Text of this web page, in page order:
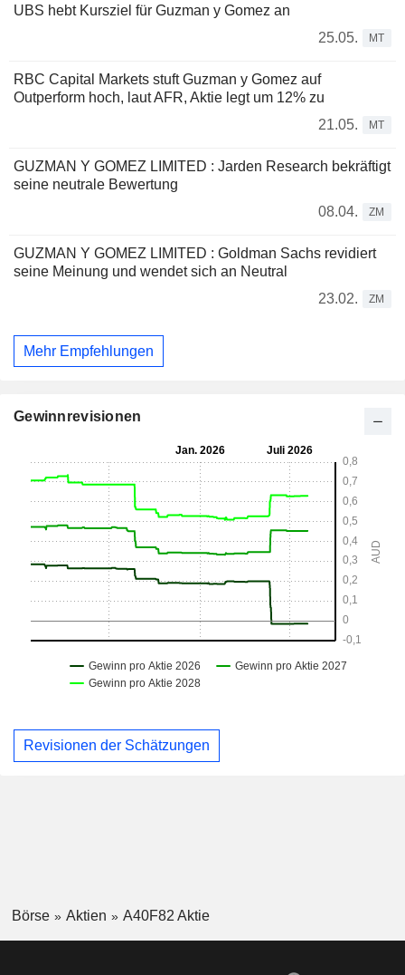
UBS hebt Kursziel für Guzman y Gomez an
25.05.
MT
RBC Capital Markets stuft Guzman y Gomez auf
Outperform hoch, laut AFR, Aktie legt um 12% zu
21.05.
MT
GUZMAN Y GOMEZ LIMITED : Jarden Research bekräftigt
seine neutrale Bewertung
08.04.
ZM
GUZMAN Y GOMEZ LIMITED : Goldman Sachs revidiert
seine Meinung und wendet sich an Neutral
23.02.
ZM
Mehr Empfehlungen
Gewinnrevisionen
Revisionen der Schätzungen
Börse Aktien A40F82 Aktie